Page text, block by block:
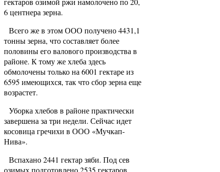
6 центнера зерна.
Всего же в этом ООО получено 4431,1
тонны зерна, что составляет более
половины его валового производства в
районе. К тому же хлеба здесь
обмолочены только на 6001 гектаре из
6595 имеющихся, так что сбор зерна еще
возрастет.
Уборка хлебов в районе практически
завершена за три недели. Сейчас идет
косовица гречихи в ООО «Мучкап-
Нива».
Вспахано 2441 гектар зяби. Под сев
озимых подготовлено 2535 гектаров